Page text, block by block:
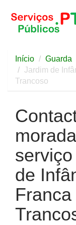
Início Guarda
Jardim de
Trancoso
de